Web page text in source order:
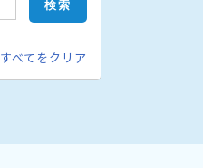
すべてをクリア